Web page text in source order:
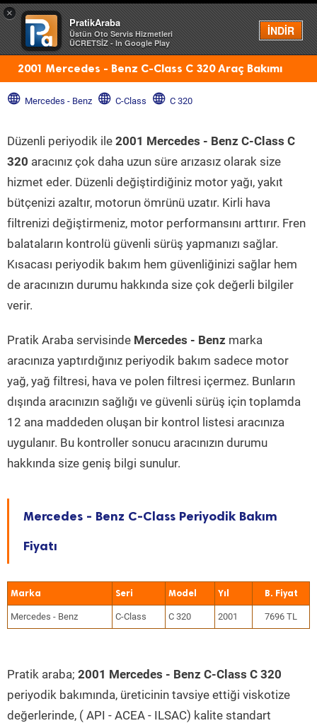
×
PratikAraba
Üstün Oto Servis Hizmetleri
ÜCRETSİZ - In Google Play
İNDİR
Menü
2001 Mercedes - Benz C-Class C 320 Araç Bakımı
Mercedes - Benz C-Class C 320
Düzenli periyodik ile 2001 Mercedes - Benz C-Class C
320 aracınız çok daha uzun süre arızasız olarak size
hizmet eder. Düzenli değiştirdiğiniz motor yağı, yakıt
bütçenizi azaltır, motorun ömrünü uzatır. Kirli hava
filtrenizi değiştirmeniz, motor performansını arttırır. Fren
balataların kontrolü güvenli sürüş yapmanızı sağlar.
Kısacası periyodik bakım hem güvenliğinizi sağlar hem
de aracınızın durumu hakkında size çok değerli bilgiler
verir.
Pratik Araba servisinde Mercedes - Benz marka
aracınıza yaptırdığınız periyodik bakım sadece motor
yağ, yağ filtresi, hava ve polen filtresi içermez. Bunların
dışında aracınızın sağlığı ve güvenli sürüş için toplamda
12 ana maddeden oluşan bir kontrol listesi aracınıza
uygulanır. Bu kontroller sonucu aracınızın durumu
hakkında size geniş bilgi sunulur.
Mercedes - Benz C-Class Periyodik Bakım
Fiyatı
Marka Seri Model Yıl
Mercedes - Benz C-Class C 320 2001 7696 TL
Pratik araba; 2001 Mercedes - Benz C-Class C 320
periyodik bakımında, üreticinin tavsiye ettiği viskotize
değerlerinde, ( API - ACEA - ILSAC) kalite standart